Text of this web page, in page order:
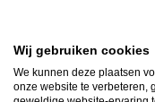
Alle gebruikers van het
formulier, als de optie is
Leden van het forum kunnen
Omhoog
Wij gebruiken cookies
We kunnen deze plaatsen
onze website te verbeteren,